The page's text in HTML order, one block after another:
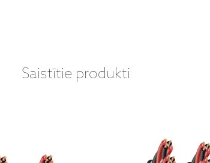
Saistītie produkti